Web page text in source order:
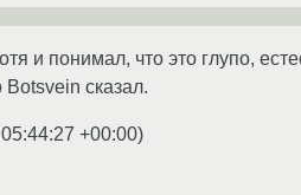
и понимал, что это глупо,
сказал.
+00:00)